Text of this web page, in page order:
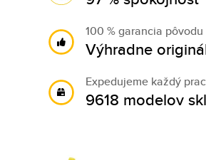
100 % garancia pôvodu
Výhradne
Expedujeme každý
9618 modelov